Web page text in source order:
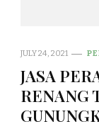
JULY 24, 2021
JASA
RENANG